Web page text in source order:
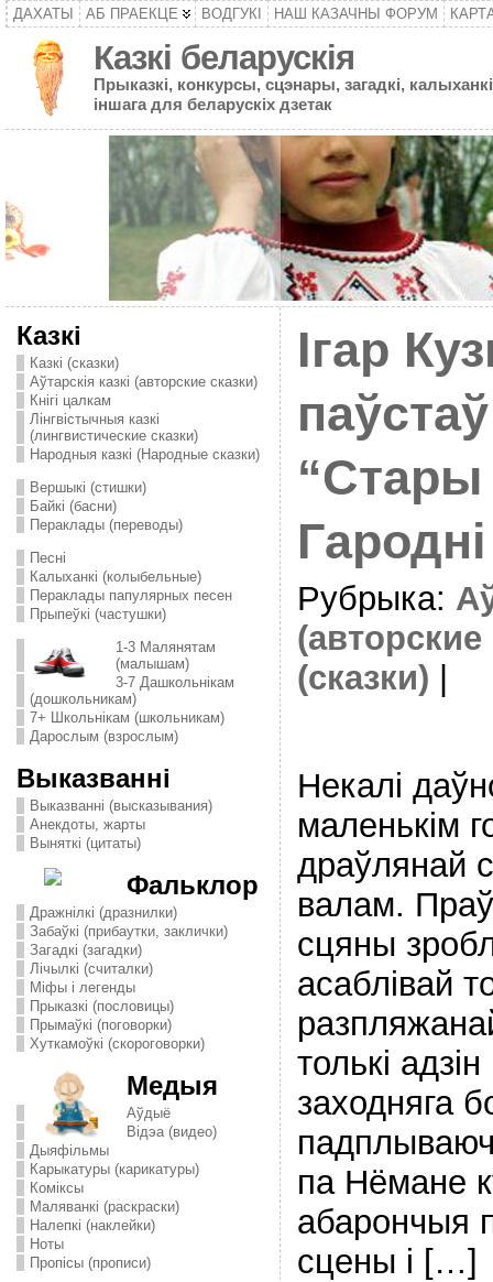
ДАХАТЫ АБ ПРАЕКЦЕ ВОДГУКІ НАШ КАЗАЧНЫ ФОРУМ
Казкі беларускія
Прыказкі, конкурсы, сцэнары, загадкі,
іншага для беларускіх дзетак
Казкі
Казкі (сказки)
Аўтарскія казкі (авторские сказки)
Кнігі цалкам
Лінгвістычныя казкі
(лингвистические сказки)
Народныя казкі (Народные сказки)
Вершыкі (стишки)
Байкі (басни)
Пераклады (переводы)
Песні
Калыханкі (колыбельные)
Пераклады папулярных песен
Прыпеўкі (частушки)
1-3 Малянятам
(малышам)
3-7 Дашкольнікам
(дошкольникам)
7+ Школьнікам (школьникам)
Дарослым (взрослым)
Выказванні
Выказванні (высказывания)
Анекдоты, жарты
Выняткі (цитаты)
Фальклор
Дражнілкі (дразнилки)
Забаўкі (прибаутки, заклички)
Загадкі (загадки)
Лічылкі (считалки)
Міфы і легенды
Прыказкі (пословицы)
Прымаўкі (поговорки)
Хуткамоўкі (скороговорки)
Медыя
Аўдыё
Відэа (видео)
Дыяфільмы
Карыкатуры (карикатуры)
Комiксы
Маляванкі (раскраски)
Налепкі (наклейки)
Ноты
Пропісы (прописи)
Ігар
“Стары
Гародні
Рубрыка:
(авторские
(сказки)
Некалі
маленькім
драўлянай
валам.
сцяны
асаблівай
толькі
заходняга
па Нёмане
абарончыя
сцены і […]